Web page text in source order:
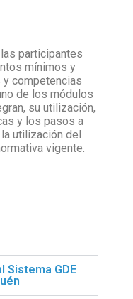
participantes
mínimos y
competencias
de los módulos
su utilización,
y los pasos a
utilización del
vigente.
Sistema GDE